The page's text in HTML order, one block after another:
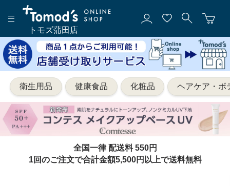
トモズ蒲田店
衛生用品 健康食品 化粧品 ヘアケア・ボ
全国一律 配送料 550円
1回のご注文で合計金額5,500円以上で送料無料